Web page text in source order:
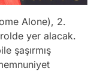
Alone), 2.
yer alacak.
şaşırmış